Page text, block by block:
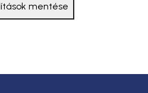
mentése